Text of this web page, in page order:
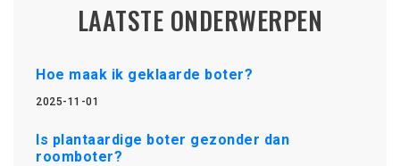
LAATSTE ONDERWERPEN
Hoe maak ik geklaarde boter?
2025-11-01
Is plantaardige boter gezonder dan
roomboter?